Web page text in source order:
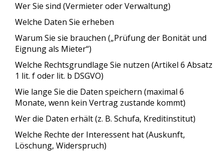
Wer Sie sind (Vermieter oder Verwaltung)
Welche Daten Sie erheben
Warum Sie sie brauchen („Prüfung der Bonität und
Eignung als Mieter“)
Welche Rechtsgrundlage Sie nutzen (Artikel 6 Absatz
1 lit. f oder lit. b DSGVO)
Wie lange Sie die Daten speichern (maximal 6
Monate, wenn kein Vertrag zustande kommt)
Wer die Daten erhält (z. B. Schufa, Kreditinstitut)
Welche Rechte der Interessent hat (Auskunft,
Löschung, Widerspruch)